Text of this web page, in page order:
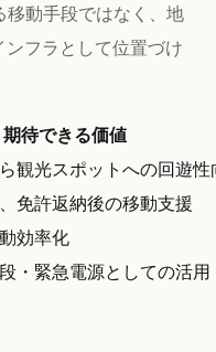
動手段ではなく、地
フラとして位置づけ
期待できる価値
観光スポットへの回遊性
免許返納後の移動支援
効率化
・緊急電源としての活用